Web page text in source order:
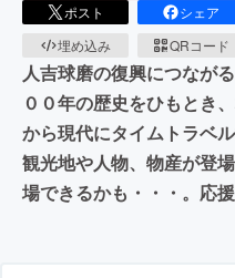
ポスト シェア
埋め込み
QRコード
人吉球磨の復興につなが
００年の歴史をひもとき
から現代にタイムトラベ
観光地や人物、物産が登
場できるかも・・・。応